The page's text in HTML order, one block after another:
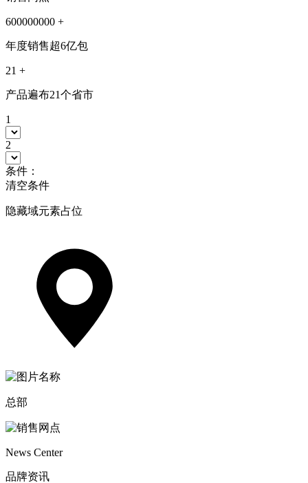
600000000 +
年度销售超6亿包
21 +
产品遍布21个省市
1
2
条件：
清空条件
隐藏域元素占位
总部
News Center
品牌资讯